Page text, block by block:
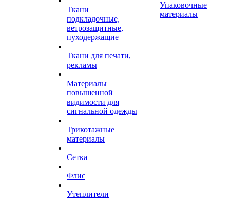
Ткани
подкладочные,
ветрозащитные,
пуходержащие
Ткани для печати,
рекламы
Материалы
повышенной
видимости для
сигнальной одежды
Трикотажные
материалы
Сетка
Флис
Утеплители
Упаковочные
материалы